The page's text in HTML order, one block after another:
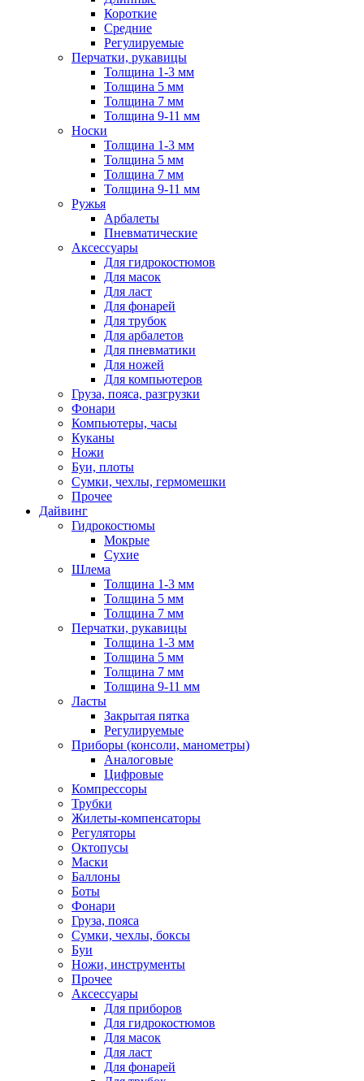
Короткие
Средние
Регулируемые
Перчатки, рукавицы
Толщина 1-3 мм
Толщина 5 мм
Толщина 7 мм
Толщина 9-11 мм
Носки
Толщина 1-3 мм
Толщина 5 мм
Толщина 7 мм
Толщина 9-11 мм
Ружья
Арбалеты
Пневматические
Аксессуары
Для гидрокостюмов
Для масок
Для ласт
Для фонарей
Для трубок
Для арбалетов
Для пневматики
Для ножей
Для компьютеров
Груза, пояса, разгрузки
Фонари
Компьютеры, часы
Куканы
Ножи
Буи, плоты
Сумки, чехлы, гермомешки
Прочее
Дайвинг
Гидрокостюмы
Мокрые
Сухие
Шлема
Толщина 1-3 мм
Толщина 5 мм
Толщина 7 мм
Перчатки, рукавицы
Толщина 1-3 мм
Толщина 5 мм
Толщина 7 мм
Толщина 9-11 мм
Ласты
Закрытая пятка
Регулируемые
Приборы (консоли, манометры)
Аналоговые
Цифровые
Компрессоры
Трубки
Жилеты-компенсаторы
Регуляторы
Октопусы
Маски
Баллоны
Боты
Фонари
Груза, пояса
Сумки, чехлы, боксы
Буи
Ножи, инструменты
Прочее
Аксессуары
Для приборов
Для гидрокостюмов
Для масок
Для ласт
Для фонарей